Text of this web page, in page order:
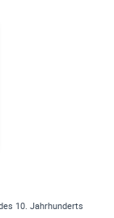
10. Jahrhunderts